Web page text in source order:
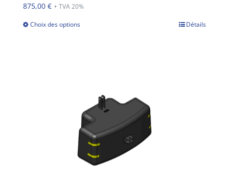
875,00 € + TVA 20%
Choix des options Détails